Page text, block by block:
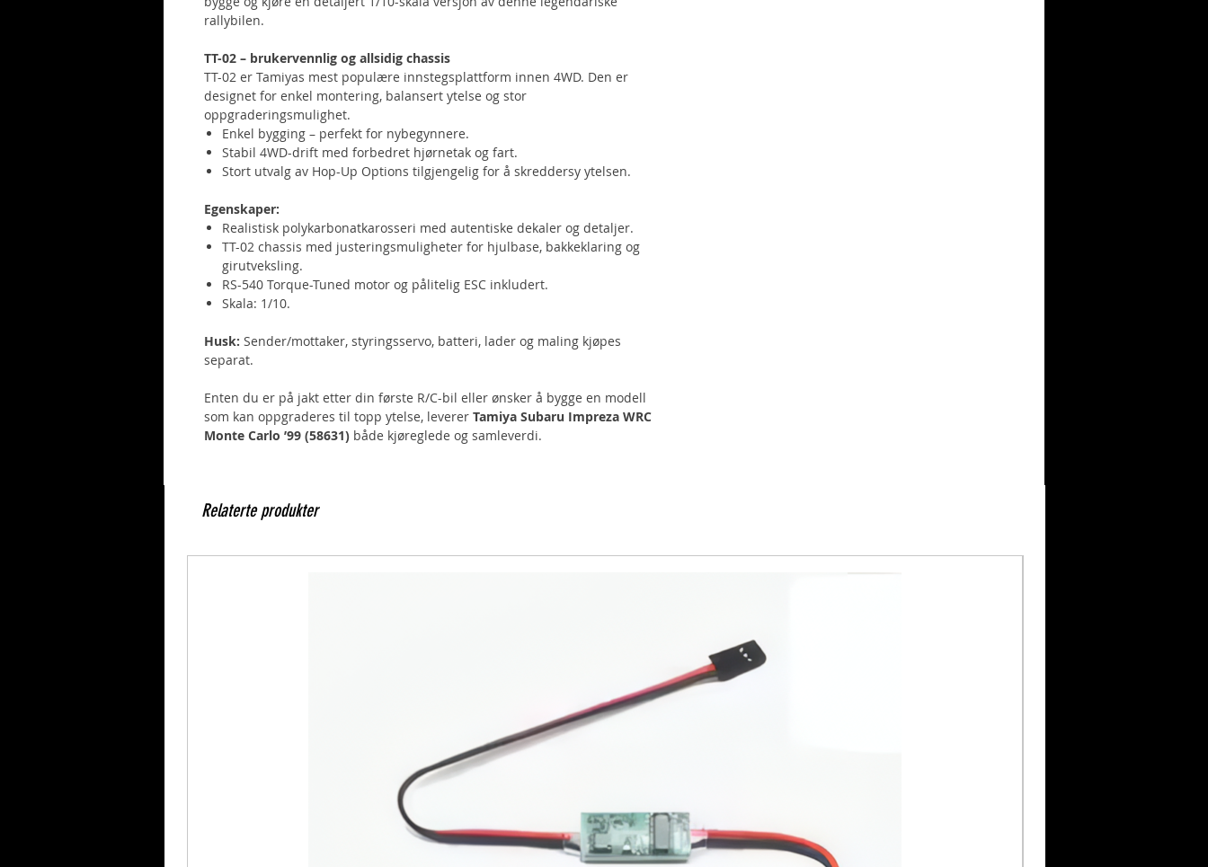
rallybilen.
TT-02 – brukervennlig og allsidig chassis
TT-02 er Tamiyas mest populære innstegsplattform innen 4WD. Den er
designet for enkel montering, balansert ytelse og stor
oppgraderingsmulighet.
Enkel bygging – perfekt for nybegynnere.
Stabil 4WD-drift med forbedret hjørnetak og fart.
Stort utvalg av Hop-Up Options tilgjengelig for å skreddersy ytelsen.
Egenskaper:
Realistisk polykarbonatkarosseri med autentiske dekaler og detaljer.
TT-02 chassis med justeringsmuligheter for hjulbase, bakkeklaring og
girutveksling.
RS-540 Torque-Tuned motor og pålitelig ESC inkludert.
Skala: 1/10.
Husk: Sender/mottaker, styringsservo, batteri, lader og maling kjøpes
separat.
Enten du er på jakt etter din første R/C-bil eller ønsker å bygge en modell
som kan oppgraderes til topp ytelse, leverer Tamiya Subaru Impreza WRC
Monte Carlo ’99 (58631) både kjøreglede og samleverdi.
Relaterte produkter